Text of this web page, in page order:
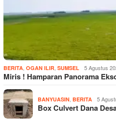
BERITA OGAN ILIR SUMSEL 5 Agustus
Miris ! Hamparan Panorama
BANYUASIN BERITA 5
Box Culvert Dana